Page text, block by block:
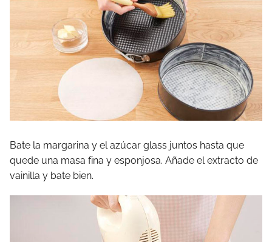
Bate la margarina y el azúcar glass juntos hasta que
quede una masa fina y esponjosa. Añade el extracto de
vainilla y bate bien.